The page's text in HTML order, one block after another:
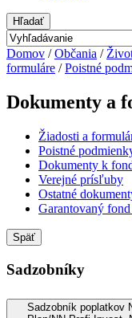
Hľadať
Domov / Občania /
formuláre / Poistné
Dokumenty a
Žiadosti a
Poistné
Dokumenty k
Verejné prísľuby
Ostatné
Garantovaný
Späť
Sadzobníky
Sadzobník poplatkov